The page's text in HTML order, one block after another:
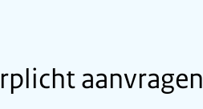
aanvragen